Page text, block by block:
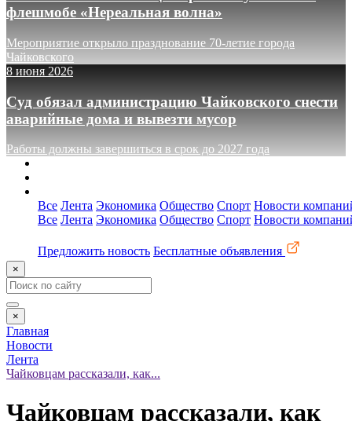
флешмобе «Нереальная волна»
Мероприятие открыло празднование 70-летие города
Чайковского
8 июня 2026
Суд обязал администрацию Чайковского снести
аварийные дома и вывезти мусор
Работы должны завершиться в срок до 2027 года
Все Лента Экономика Общество Спорт Новости
Все Лента Экономика Общество Спорт Новости
Предложить новость Бесплатные объявления
×
×
Главная
Новости
Лента
Чайковцам рассказали, как...
Чайковцам рассказали, как